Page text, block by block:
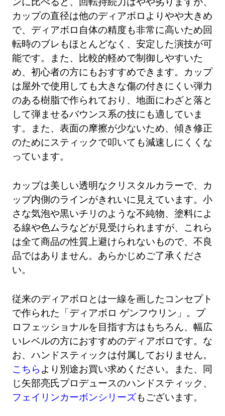
カップの直径は他のディアボロよりやや大きめ
で、ディアボロ自体の精度も非常に高いため回
転時のブレもほとんどなく、安定した演技が可
能です。また、比較的軽めで制御しやすいた
め、初心者の方にもおすすめできます。カップ
は屋外で使用しても大きな傷の付きにくい弾力
のある樹脂で作られており、地面にわざと落と
して弾ませるバウンス系の技にも適していま
す。また、表面の摩擦が少ないため、傾き修正
のためにスティックで叩いても減速しにくくな
っています。
カップは美しい透明なクリスタルカラーで、カ
ップ内側のラインがきれいに見えています。小
さな気泡や黒いチリのような不純物、塗料によ
る線や色ムラなどが見受けられますが、これら
は全て商品の性質上避けられないもので、不良
品ではありません。あらかじめご了承くださ
い。
従来のディアボロとは一線を画したコンセプト
で作られた「ディアボロ ゲンフウリン」。プ
ロフェッショナルを目指す方はもちろん、幅広
いレベルの方におすすめのディアボロです。な
お、ハンドスティックは付属しておりません。
こちら より別途お買い求めください。また、同
じ矢部亮氏プロデュースのハンドスティック、
フェイリンカーボンシリーズもございます。